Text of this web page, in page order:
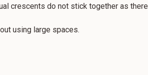
crescents do not stick together as there
using large spaces.